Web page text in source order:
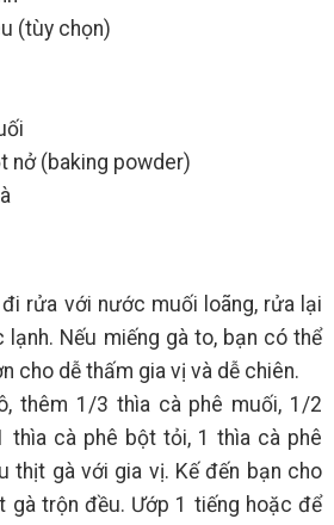
(tùy chọn)
nở (baking powder)
rửa với nước muối loãng, rửa lại
lạnh. Nếu miếng gà to, bạn có thể
cho dễ thấm gia vị và dễ chiên.
thêm 1/3 thìa cà phê muối, 1/2
thìa cà phê bột tỏi, 1 thìa cà phê
thịt gà với gia vị. Kế đến bạn cho
gà trộn đều. Ướp 1 tiếng hoặc để